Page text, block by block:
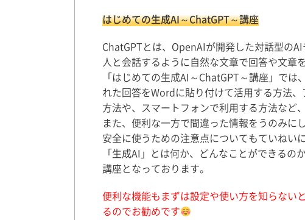
はじめての生成AI～ChatGPT～講座
ChatGPTとは、OpenAIが開発した対話型の
人と会話するように自然な文章で回答や文章
「はじめての生成AI～ChatGPT～講座」で
れた回答をWordに貼り付けて活用する方法
方法や、スマートフォンで利用する方法など
また、便利な一方で間違った情報をうのみに
安全に使うための注意点についてもていねい
「生成AI」とは何か、どんなことができる
講座となっております。
便利な機能もまずは設定や使い方を知らない
るのでお勧めです